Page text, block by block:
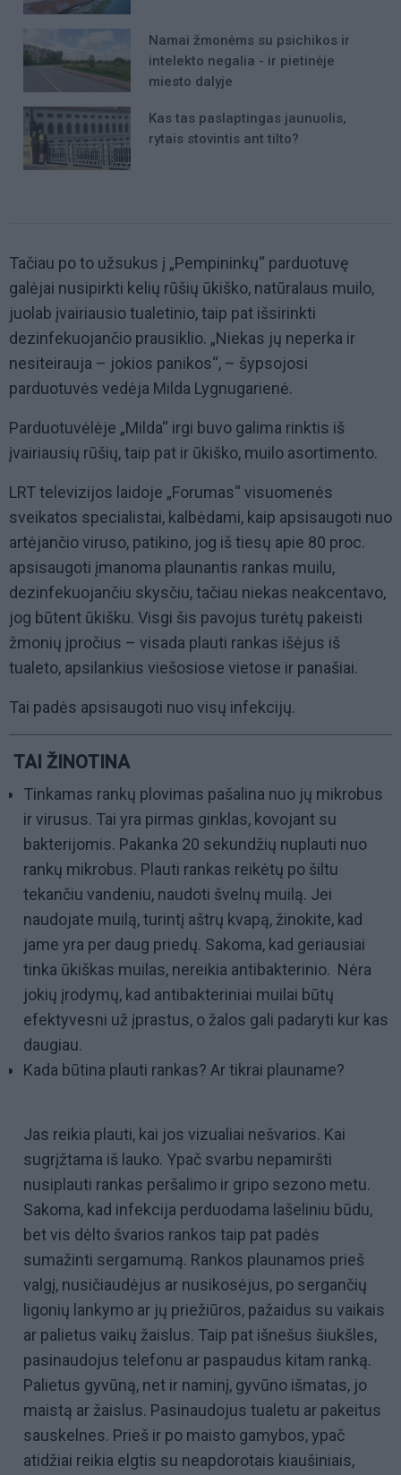
Namai žmonėms su psichikos ir
intelekto negalia - ir pietinėje
miesto dalyje
Kas tas paslaptingas jaunuolis,
rytais stovintis ant tilto?
Tačiau po to užsukus į „Pempininkų“ parduotuvę
galėjai nusipirkti kelių rūšių ūkiško, natūralaus muilo,
juolab įvairiausio tualetinio, taip pat išsirinkti
dezinfekuojančio prausiklio. „Niekas jų neperka ir
nesiteirauja – jokios panikos“, – šypsojosi
parduotuvės vedėja Milda Lygnugarienė.
Parduotuvėlėje „Milda“ irgi buvo galima rinktis iš
įvairiausių rūšių, taip pat ir ūkiško, muilo asortimento.
LRT televizijos laidoje „Forumas“ visuomenės
sveikatos specialistai, kalbėdami, kaip apsisaugoti nuo
artėjančio viruso, patikino, jog iš tiesų apie 80 proc.
apsisaugoti įmanoma plaunantis rankas muilu,
dezinfekuojančiu skysčiu, tačiau niekas neakcentavo,
jog būtent ūkišku. Visgi šis pavojus turėtų pakeisti
žmonių įpročius – visada plauti rankas išėjus iš
tualeto, apsilankius viešosiose vietose ir panašiai.
Tai padės apsisaugoti nuo visų infekcijų.
TAI ŽINOTINA
Tinkamas rankų plovimas pašalina nuo jų mikrobus
ir virusus. Tai yra pirmas ginklas, kovojant su
bakterijomis. Pakanka 20 sekundžių nuplauti nuo
rankų mikrobus. Plauti rankas reikėtų po šiltu
tekančiu vandeniu, naudoti švelnų muilą. Jei
naudojate muilą, turintį aštrų kvapą, žinokite, kad
jame yra per daug priedų. Sakoma, kad geriausiai
tinka ūkiškas muilas, nereikia antibakterinio. Nėra
jokių įrodymų, kad antibakteriniai muilai būtų
efektyvesni už įprastus, o žalos gali padaryti kur kas
daugiau.
Kada būtina plauti rankas? Ar tikrai plauname?
Jas reikia plauti, kai jos vizualiai nešvarios. Kai
sugrįžtama iš lauko. Ypač svarbu nepamiršti
nusiplauti rankas peršalimo ir gripo sezono metu.
Sakoma, kad infekcija perduodama lašeliniu būdu,
bet vis dėlto švarios rankos taip pat padės
sumažinti sergamumą. Rankos plaunamos prieš
valgį, nusičiaudėjus ar nusikosėjus, po sergančių
ligonių lankymo ar jų priežiūros, pažaidus su vaikais
ar palietus vaikų žaislus. Taip pat išnešus šiukšles,
pasinaudojus telefonu ar paspaudus kitam ranką.
Palietus gyvūną, net ir naminį, gyvūno išmatas, jo
maistą ar žaislus. Pasinaudojus tualetu ar pakeitus
sauskelnes. Prieš ir po maisto gamybos, ypač
atidžiai reikia elgtis su neapdorotais kiaušiniais,